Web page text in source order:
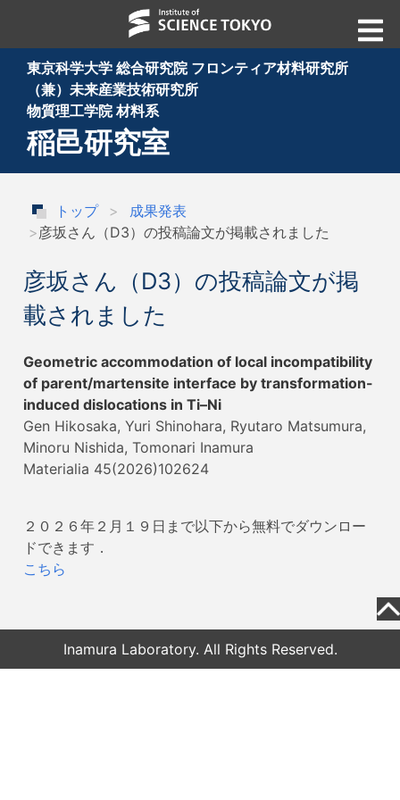
東京科学大学 総合研究院 フロンティア材料研究所
（兼）未来産業技術研究所
物質理工学院 材料系
稲邑研究室
トップ
成果発表
彦坂さん（D3）の投稿論文が掲載されました
彦坂さん（D3）の投稿論文が掲
載されました
Geometric accommodation of local incompatibility
of parent/martensite interface by transformation-
induced dislocations in Ti–Ni
Gen Hikosaka, Yuri Shinohara, Ryutaro Matsumura,
Minoru Nishida, Tomonari Inamura
Materialia 45(2026)102624
２０２６年２月１９日まで以下から無料でダウンロー
ドできます．
こちら
Inamura Laboratory. All Rights Reserved.